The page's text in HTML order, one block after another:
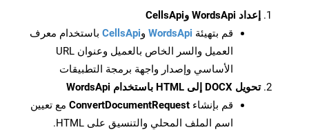
إعداد WordsApi وCellsApi
قم بتهيئة WordsApi وCellsApi باستخدام معرف
العميل والسر الخاص بالعميل وعنوان URL
الأساسي وإصدار واجهة برمجة التطبيقات
تحويل DOCX إلى HTML باستخدام WordsApi
قم بإنشاء ConvertDocumentRequest مع تعيين
اسم الملف المحلي والتنسيق على HTML.